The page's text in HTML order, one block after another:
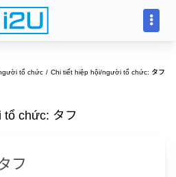
tổ chức Chi tiết hiệp hội/người tổ chức: タフ
chức: タフ
フ